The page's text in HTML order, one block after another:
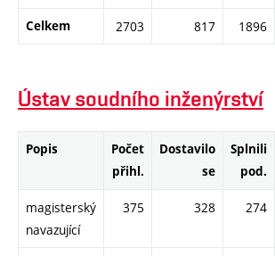
Celkem 2703 817 1896
Ústav soudního inženýrství
Popis
Počet
přihl.
Dostavilo
se
Splnili
pod.
magisterský
navazující
375 328 274